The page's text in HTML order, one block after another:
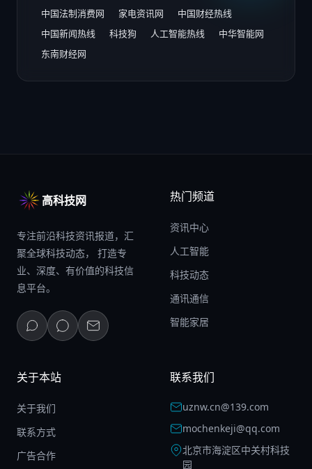
中国法制消费网
家电资讯网
中国财经热线
中国新闻热线
科技狗 人工智能热线
中华智能网
东南财经网
高科技网
专注前沿科技资讯报道，汇
聚全球科技动态， 打造专
业、深度、有价值的科技信
息平台。
热门频道
资讯中心
人工智能
科技动态
通讯通信
智能家居
关于本站
关于我们
联系方式
广告合作
联系我们
uznw.cn@139.com
mochenkeji@qq.com
北京市海淀区中关村科技
园